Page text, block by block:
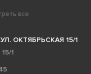
все
ОКТЯБРЬСКАЯ 15/1
1